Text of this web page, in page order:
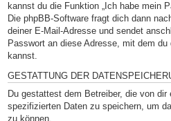
kannst du die Funktion „Ich habe mein
Die phpBB-Software fragt dich dann
deiner E-Mail-Adresse und sendet
Passwort an diese Adresse, mit dem
kannst.
GESTATTUNG DER
Du gestattest dem Betreiber, die von dir
spezifizierten Daten zu speichern, um
zu können.